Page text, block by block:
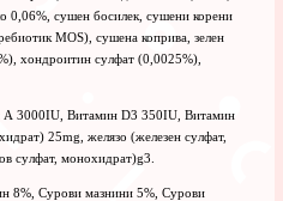
0,06%, сушен босилек, сушени корени
MOS), сушена коприва, зелен
хондроитин сулфат (0,0025%),
А 3000IU, Витамин D3 350IU, Витамин
25mg, желязо (железен сулфат,
сулфат, монохидрат)g3.
8%, Сурови мазнини 5%, Сурови